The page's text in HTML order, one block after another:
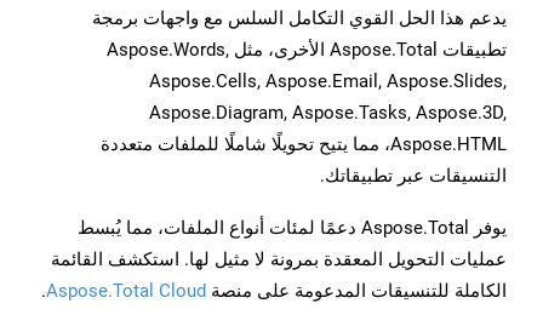
يدعم هذا الحل القوي التكامل السلس مع واجهات برمجة
تطبيقات Aspose.Total الأخرى، مثل Aspose.Words,
Aspose.Cells, Aspose.Email, Aspose.Slides,
Aspose.Diagram, Aspose.Tasks, Aspose.3D,
Aspose.HTML، مما يتيح تحويلًا شاملًا للملفات متعددة
التنسيقات عبر تطبيقاتك.
يوفر Aspose.Total دعمًا لمئات أنواع الملفات، مما يُبسط
عمليات التحويل المعقدة بمرونة لا مثيل لها. استكشف القائمة
الكاملة للتنسيقات المدعومة على منصة Aspose.Total Cloud
.